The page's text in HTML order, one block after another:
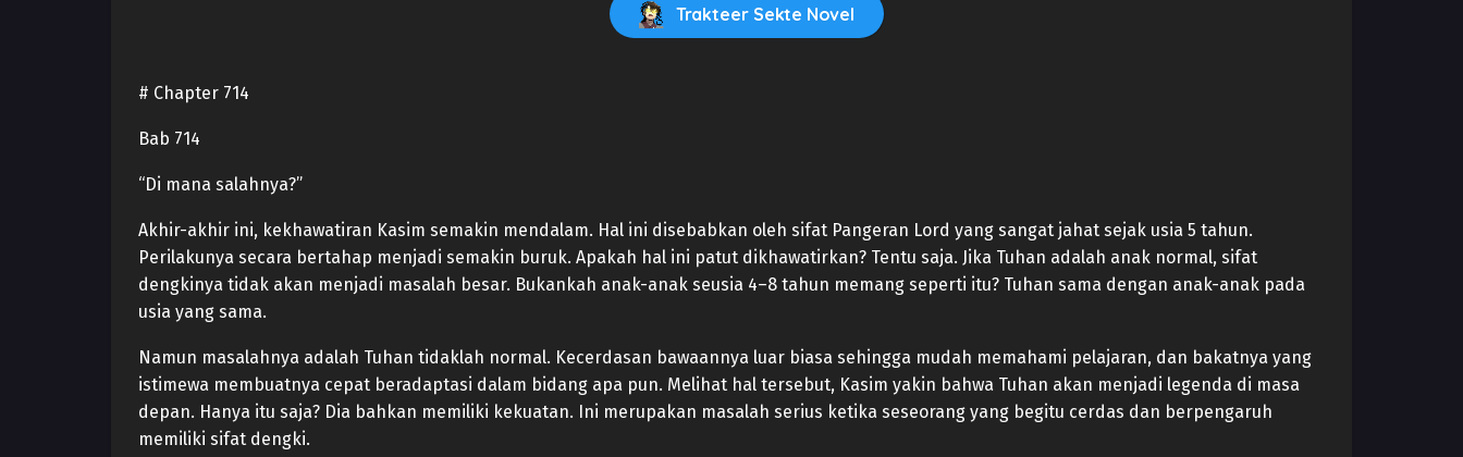
Trakteer Sekte Novel
# Chapter 714
Bab 714
“Di mana salahnya?”
Akhir-akhir ini, kekhawatiran Kasim semakin mendalam. Hal ini disebabkan oleh sifat Pangeran Lord yang sangat jahat sejak usia 5 tahun.
Perilakunya secara bertahap menjadi semakin buruk. Apakah hal ini patut dikhawatirkan? Tentu saja. Jika Tuhan adalah anak normal, sifat
dengkinya tidak akan menjadi masalah besar. Bukankah anak-anak seusia 4–8 tahun memang seperti itu? Tuhan sama dengan anak-anak pada
usia yang sama.
Namun masalahnya adalah Tuhan tidaklah normal. Kecerdasan bawaannya luar biasa sehingga mudah memahami pelajaran, dan bakatnya yang
istimewa membuatnya cepat beradaptasi dalam bidang apa pun. Melihat hal tersebut, Kasim yakin bahwa Tuhan akan menjadi legenda di masa
depan. Hanya itu saja? Dia bahkan memiliki kekuatan. Ini merupakan masalah serius ketika seseorang yang begitu cerdas dan berpengaruh
memiliki sifat dengki.